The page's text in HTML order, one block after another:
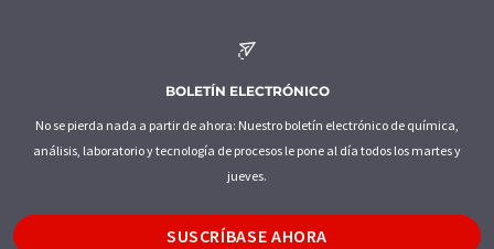
BOLETÍN ELECTRÓNICO
No se pierda nada a partir de ahora: Nuestro boletín electrónico de química,
análisis, laboratorio y tecnología de procesos le pone al día todos los martes y
jueves.
SUSCRÍBASE AHORA